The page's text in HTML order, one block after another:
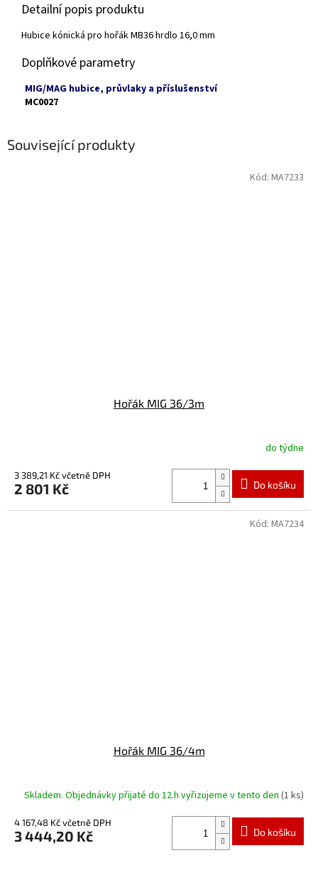
Detailní popis produktu
Hubice kónická pro hořák MB36 hrdlo 16,0 mm
Doplňkové parametry
MIG/MAG hubice, průvlaky a příslušenství
MC0027
Související produkty
Hořák MIG 36/3m
do týdne
3 389,21 Kč včetně DPH
2 801 Kč Do košíku
Kód: MA7233
Hořák MIG 36/4m
Skladem. Objednávky přijaté do 12.h vyřizujeme v tento den (1 ks)
4 167,48 Kč včetně DPH
3 444,20 Kč Do košíku
Kód: MA7234